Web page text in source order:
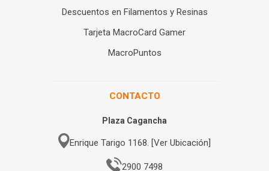
Descuentos en Filamentos y Resinas
Tarjeta MacroCard Gamer
MacroPuntos
CONTACTO
Plaza Cagancha
Enrique Tarigo 1168. [Ver Ubicación]
2900 7498